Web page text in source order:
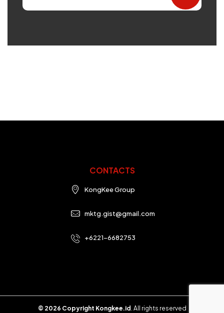
CONTACTS
KongKee Group
mktg.gist@gmail.com
+6221-6682753
© 2026 Copyright Kongkee.id . All rights reserved